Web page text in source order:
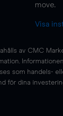
move.
Visa
av CMC
som handels-
för dina